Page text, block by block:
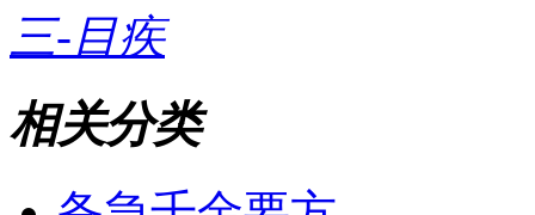
三-目疾
相关分类